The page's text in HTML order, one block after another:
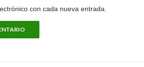
con cada nueva entrada.